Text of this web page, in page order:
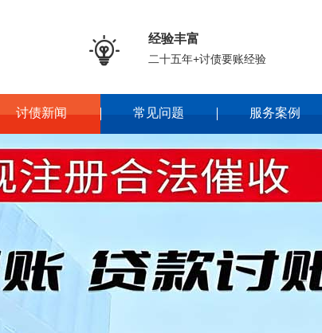
 经验丰富
二十五年+讨债要账经验
讨债新闻 常见问题 服务案例